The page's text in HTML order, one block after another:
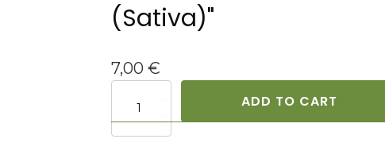
(Sativa)"
7,00 €
pakelyje
"Papaya
ADD TO CART